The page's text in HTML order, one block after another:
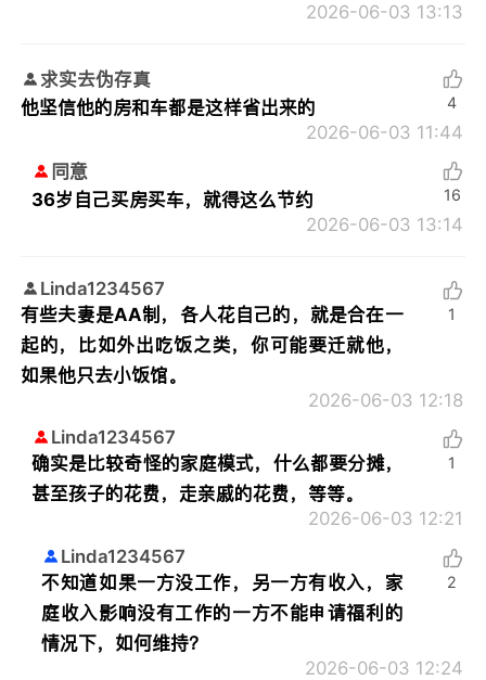
2026-06-03 13:13
求实去伪存真
他坚信他的房和车都是这样省出来的
2026-06-03 11:44
4
同意
36岁自己买房买车，就得这么节约
2026-06-03 13:14
16
Linda1234567
有些夫妻是AA制，各人花自己的，就是合在一
起的，比如外出吃饭之类，你可能要迁就他，
如果他只去小饭馆。
2026-06-03 12:18
1
Linda1234567
确实是比较奇怪的家庭模式，什么都要分摊，
甚至孩子的花费，走亲戚的花费，等等。
2026-06-03 12:21
1
Linda1234567
不知道如果一方没工作，另一方有收入，家
庭收入影响没有工作的一方不能申请福利的
情况下，如何维持？
2026-06-03 12:24
2